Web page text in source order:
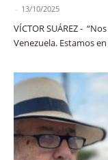
- 13/10/2025
VÍCTOR SUÁREZ -
Venezuela. Estamos